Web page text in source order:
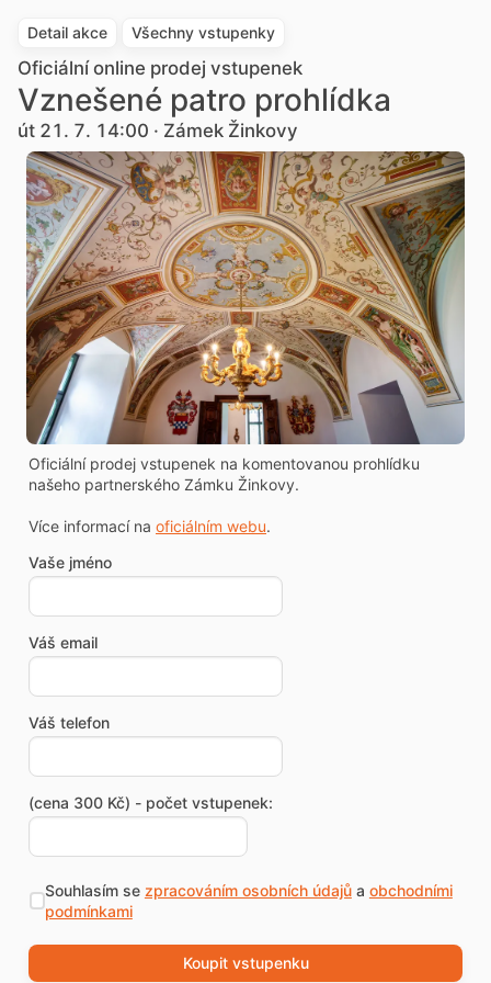
Detail akce Všechny vstupenky
Oficiální online prodej vstupenek
Vznešené patro prohlídka
út 21. 7. 14:00 · Zámek Žinkovy
Oficiální prodej vstupenek na komentovanou prohlídku
našeho partnerského Zámku Žinkovy.
Více informací na oficiálním webu.
Vaše jméno
Váš email
Váš telefon
(cena 300 Kč) - počet vstupenek:
Souhlasím se zpracováním osobních údajůa obchodními
podmínkami
Koupit vstupenku